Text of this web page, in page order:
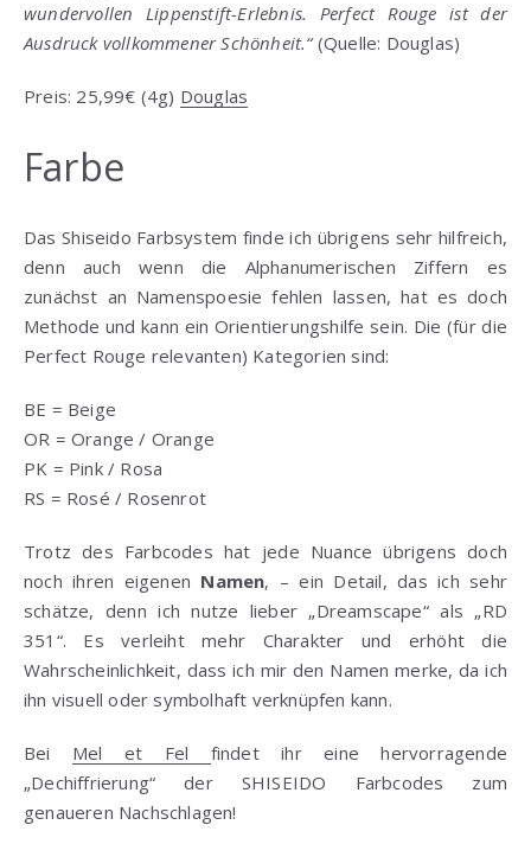
wundervollen Lippenstift-Erlebnis. Perfect Rouge ist der
Ausdruck vollkommener Schönheit.“(Quelle: Douglas)
Preis: 25,99€ (4g) Douglas
Farbe
Das Shiseido Farbsystem finde ich übrigens sehr hilfreich,
denn auch wenn die Alphanumerischen Ziffern es
zunächst an Namenspoesie fehlen lassen, hat es doch
Methode und kann ein Orientierungshilfe sein. Die (für die
Perfect Rouge relevanten) Kategorien sind:
BE = Beige
OR = Orange / Orange
PK = Pink / Rosa
RS = Rosé / Rosenrot
Trotz des Farbcodes hat jede Nuance übrigens doch
noch ihren eigenen Namen, – ein Detail, das ich sehr
schätze, denn ich nutze lieber „Dreamscape“ als „RD
351“. Es verleiht mehr Charakter und erhöht die
Wahrscheinlichkeit, dass ich mir den Namen merke, da ich
ihn visuell oder symbolhaft verknüpfen kann.
Bei Mel et Fel findet ihr eine hervorragende
„Dechiffrierung“ der SHISEIDO Farbcodes zum
genaueren Nachschlagen!